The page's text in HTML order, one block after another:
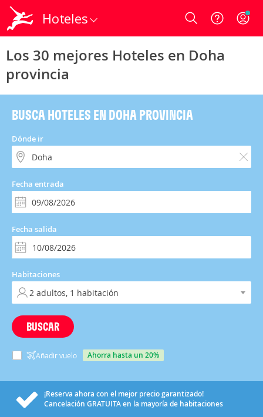
Hoteles Login
Los 30 mejores Hoteles en Doha
provincia
BUSCA HOTELES EN DOHA PROVINCIA
Dónde ir
Fecha entrada
Fecha salida
Habitaciones
BUSCAR
Añadir vuelo ahorra hasta un 20%
¡Reserva ahora con el mejor precio garantizado!
Cancelación GRATUITAen la mayoría de habitaciones